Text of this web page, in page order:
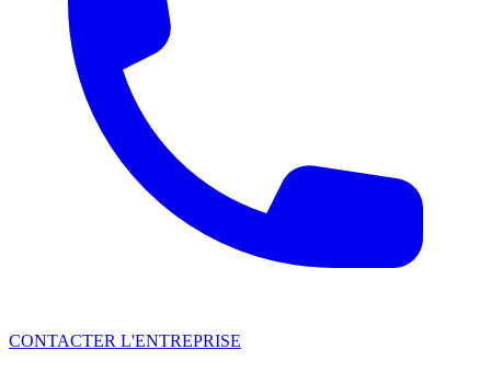
CONTACTER L'ENTREPRISE